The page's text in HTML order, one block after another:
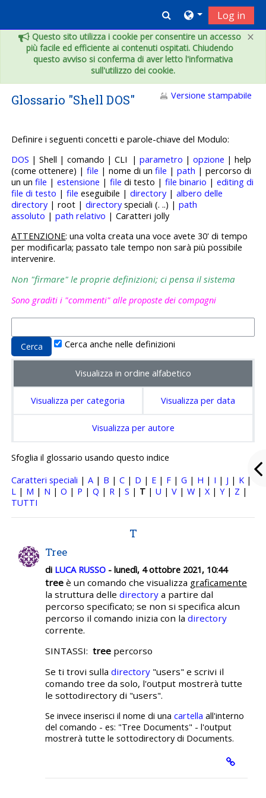
×
Questo sito utilizza i cookie per consentire un accesso
più facile ed efficiente ai contenuti ospitati. Chiudendo
questo avviso si conferma di aver letto l'informativa
sull'utilizzo dei cookie.
Toggle search
Log in
Glossario "Shell DOS" Versione stampabile
Definire i seguenti concetti e parole-chiave del Modulo:
DOS | Shell | comando | CLI |parametro |opzione | help
(come ottenere) |file | nome di unfile |path | percorso di
un unfile |estensione |file di testo |file binario |editing di
file di testo |file eseguibile |directory |albero delle
directory | root |directory speciali (. ..) |path
assoluto |path relativo | Caratteri jolly
ATTENZIONE: una volta creata una voce avete 30' di tempo
per modificarla; passato tale tempo non sarà più possibile
intervenire.
Non "firmare" le proprie definizioni; ci pensa il sistema
Sono graditi i "commenti" alle proposte dei compagni
Cerca anche nelle definizioni
Visualizza in ordine alfabetico
Visualizza per categoria Visualizza per data
Visualizza per autore
Sfoglia il glossario usando questo indice
Caratteri speciali |A | B |C | D | E | F |G | H | I | J | K |
L | M | N |O | P |Q | R |S | T |U |V |W |X |Y| Z |
TUTTI
T
Tree
di LUCA RUSSO - lunedì, 4 ottobre 2021, 10:44
tree è un comando che visualizza graficamente
la struttura delle directory a partire dal
percorso specificato; se non si specifica alcun
percorso il comando inizia con la directory
corrente.
SINTASSI: tree percorso
Se ti trovi sulla directory "users" e scrivi il
comando tree da solo, l'output mostrerà tutte
le sottodirectory di "users".
Se invece inserisci il nome di una cartella all'interno
del comando - es: "Tree Documents" - l'output
mostrerà tutte le sottodirectory di Documents.